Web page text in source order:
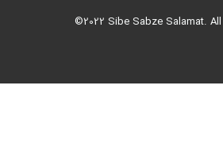
©2022 Sibe Sabze Salamat.